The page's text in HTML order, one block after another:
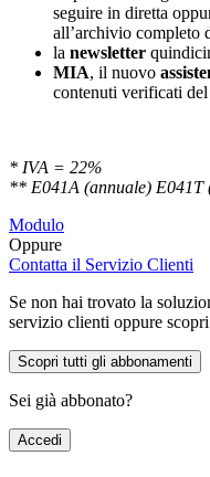
seguire in diretta
all’archivio completo
la newsletter
MIA, il nuovo
contenuti verificati
* IVA = 22%
** E041A (annuale) E041T
Modulo
Oppure
Contatta il Servizio Clienti
Se non hai trovato la
servizio clienti oppure
Scopri tutti gli abbonamenti
Sei già abbonato?
Accedi